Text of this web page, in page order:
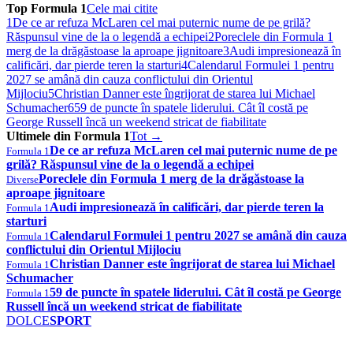
Top Formula 1Cele mai citite
1De ce ar refuza McLaren cel mai puternic nume de pe grilă?
Răspunsul vine de la o legendă a echipei2Poreclele din Formula 1
merg de la drăgăstoase la aproape jignitoare3Audi impresionează în
calificări, dar pierde teren la starturi4Calendarul Formulei 1 pentru
2027 se amână din cauza conflictului din Orientul
Mijlociu5Christian Danner este îngrijorat de starea lui Michael
Schumacher659 de puncte în spatele liderului. Cât îl costă pe
George Russell încă un weekend stricat de fiabilitate
Ultimele din Formula 1Tot →
Formula 1 De ce ar refuza McLaren cel mai puternic nume de pe
grilă? Răspunsul vine de la o legendă a echipei
DiversePoreclele din Formula 1 merg de la drăgăstoase la
aproape jignitoare
Formula 1 Audi impresionează în calificări, dar pierde teren la
starturi
Formula 1 Calendarul Formulei 1 pentru 2027 se amână din cauza
conflictului din Orientul Mijlociu
Formula 1 Christian Danner este îngrijorat de starea lui Michael
Schumacher
Formula 1 59 de puncte în spatele liderului. Cât îl costă pe George
Russell încă un weekend stricat de fiabilitate
DOLCESPORT